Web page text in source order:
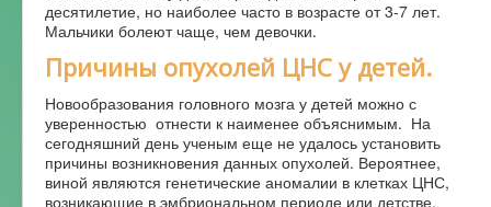
десятилетие, но наиболее часто в возрасте от 3-7 лет.
Мальчики болеют чаще, чем девочки.
Причины опухолей ЦНС у детей.
Новообразования головного мозга у детей можно с
уверенностью отнести к наименее объяснимым. На
сегодняшний день ученым еще не удалось установить
причины возникновения данных опухолей. Вероятнее,
виной являются генетические аномалии в клетках ЦНС,
возникающие в эмбриональном периоде или детстве,